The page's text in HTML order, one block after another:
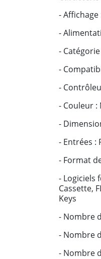
- Affichage
-
-
-
-
- Couleur :
-
- Entrées :
- Format
- Logiciels
Cassette,
Keys
- Nombre
- Nombre
- Nombre